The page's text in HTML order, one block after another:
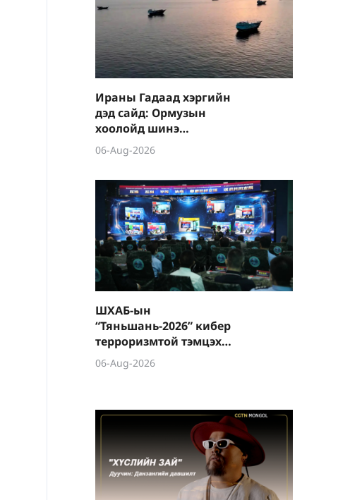
Ираны Гадаад хэргийн
дэд сайд: Ормузын
хоолойд шинэ
зохицуулалт хэрэгжүүлж,
усан замуудыг түр хаана
06-Aug-2026
ШХАБ-ын
“Тяньшань-2026” кибер
терроризмтой тэмцэх
хамтарсан сургуулилалт
боллоо
06-Aug-2026